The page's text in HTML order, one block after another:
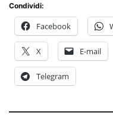
Condividi:
Facebook
X E-mail
Telegram